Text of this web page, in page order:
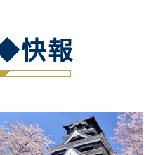
快報